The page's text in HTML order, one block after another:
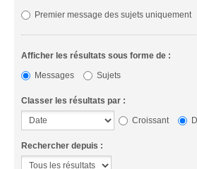
Premier message des sujets uniquement
Afficher les résultats sous forme de :
Messages
Sujets
Classer les résultats par :
Croissant
Rechercher depuis :